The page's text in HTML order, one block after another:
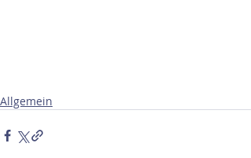
Allgemein